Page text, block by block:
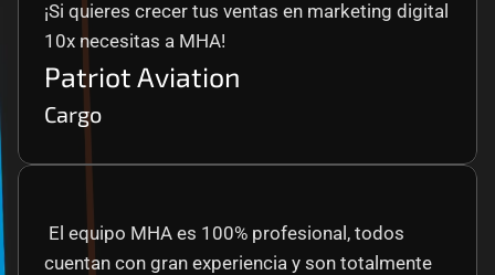
¡Si quieres crecer tus ventas en marketing digital
10x necesitas a MHA!
Patriot Aviation
Cargo
cuentan con gran experiencia y son totalmente